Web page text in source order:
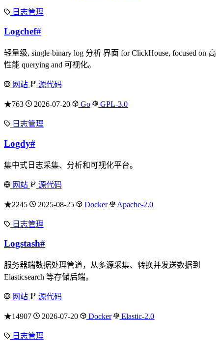
日志管理
Logchef#
轻量级, single-binary log 分析 界面 for ClickHouse, focused on 高
性能 querying and 可视化。
网站 源代码
★763 2026-07-20 Go GPL-3.0
日志管理
Logdy#
集中式日志采集、分析和可视化平台。
网站 源代码
★2245 2025-08-25 Docker Apache-2.0
日志管理
Logstash#
服务器端数据处理管道，从多源采集、转换并发送数据到
Elasticsearch 等存储后端。
网站 源代码
★14907 2026-07-20 Docker Elastic-2.0
日志管理